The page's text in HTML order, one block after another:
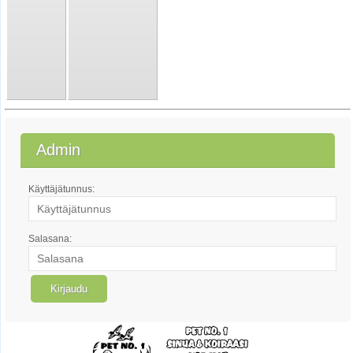
Admin
Käyttäjätunnus:
Salasana: